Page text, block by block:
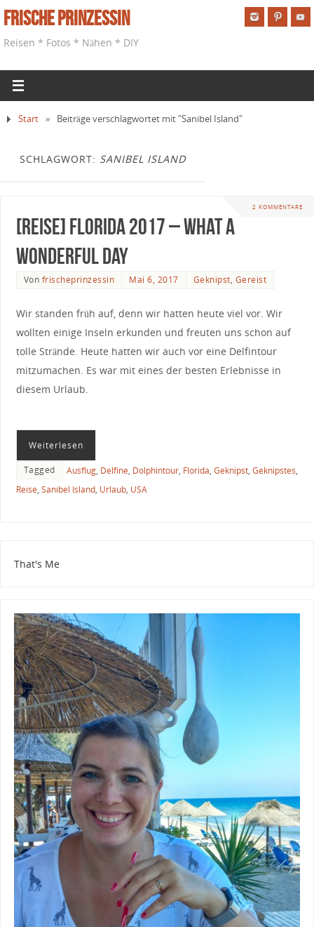
Frische Prinzessin
Reisen * Fotos * Nähen * DIY
Start » Beiträge verschlagwortet mit "Sanibel Island"
SCHLAGWORT: SANIBEL ISLAND
2 KOMMENTARE
[Reise] Florida 2017 – What a
wonderful Day
Von frischeprinzessin Mai 6, 2017 Geknipst, Gereist
Wir standen früh auf, denn wir hatten heute viel vor. Wir
wollten einige Inseln erkunden und freuten uns schon auf
tolle Strände. Heute hatten wir auch vor eine Delfintour
mitzumachen. Es war mit eines der besten Erlebnisse in
diesem Urlaub.
Weiterlesen
Tagged Ausflug, Delfine, Dolphintour, Florida, Geknipst, Geknipstes,
Reise, Sanibel Island, Urlaub, USA
That's Me